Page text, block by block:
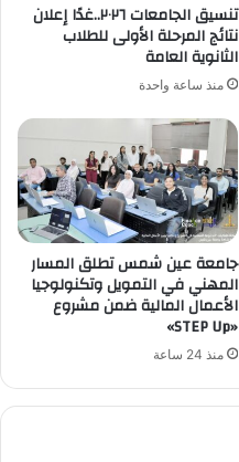
تنسيق الجامعات ٢٠٢٦..غدًا إعلان
نتائج المرحلة الأولى للطلاب
الثانوية العامة
منذ ساعة واحدة
جامعة عين شمس تطلق المسار
المهني في التمويل وتكنولوجيا
الأعمال المالية ضمن مشروع
«STEP Up»
منذ 24 ساعة